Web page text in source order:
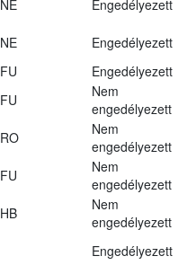
NE
Engedélyezett
NE
Engedélyezett
FU
Engedélyezett
FU
Nem
engedélyezett
RO
Nem
engedélyezett
FU
Nem
engedélyezett
HB
Nem
engedélyezett
Engedélyezett